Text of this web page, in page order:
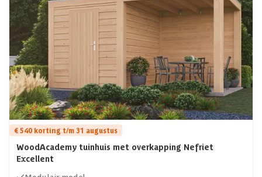
€ 540 korting t/m 31 augustus
WoodAcademy tuinhuis met overkapping Nefriet
Excellent